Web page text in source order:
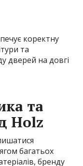
коректну
та
дверей на довгі
та
Holz
багатьох
бренду